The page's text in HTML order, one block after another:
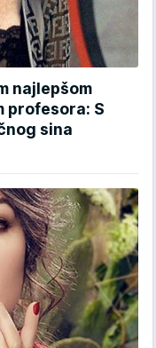
najlepšom
profesora: S
sina